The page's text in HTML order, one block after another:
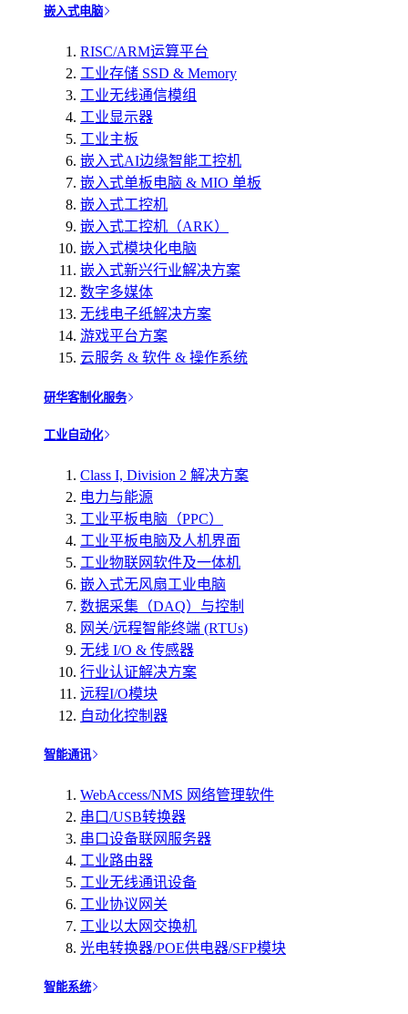
嵌入式电脑
RISC/ARM运算平台
工业存储 SSD & Memory
工业无线通信模组
工业显示器
工业主板
嵌入式AI边缘智能工控机
嵌入式单板电脑 & MIO 单板
嵌入式工控机
嵌入式工控机（ARK）
嵌入式模块化电脑
嵌入式新兴行业解决方案
数字多媒体
无线电子纸解决方案
游戏平台方案
云服务 & 软件 & 操作系统
研华客制化服务
工业自动化
Class I, Division 2 解决方案
电力与能源
工业平板电脑（PPC）
工业平板电脑及人机界面
工业物联网软件及一体机
嵌入式无风扇工业电脑
数据采集（DAQ）与控制
网关/远程智能终端 (RTUs)
无线 I/O & 传感器
行业认证解决方案
远程I/O模块
自动化控制器
智能通讯
WebAccess/NMS 网络管理软件
串口/USB转换器
串口设备联网服务器
工业路由器
工业无线通讯设备
工业协议网关
工业以太网交换机
光电转换器/POE供电器/SFP模块
智能系统